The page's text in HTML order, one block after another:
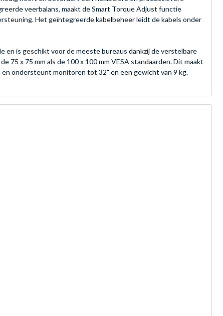
veerbalans, maakt de Smart Torque Adjust functie
Het geïntegreerde kabelbeheer leidt de kabels onder
is geschikt voor de meeste bureaus dankzij de verstelbare
x 75 mm als de 100 x 100 mm VESA standaarden. Dit maakt
ondersteunt monitoren tot 32" en een gewicht van 9 kg.